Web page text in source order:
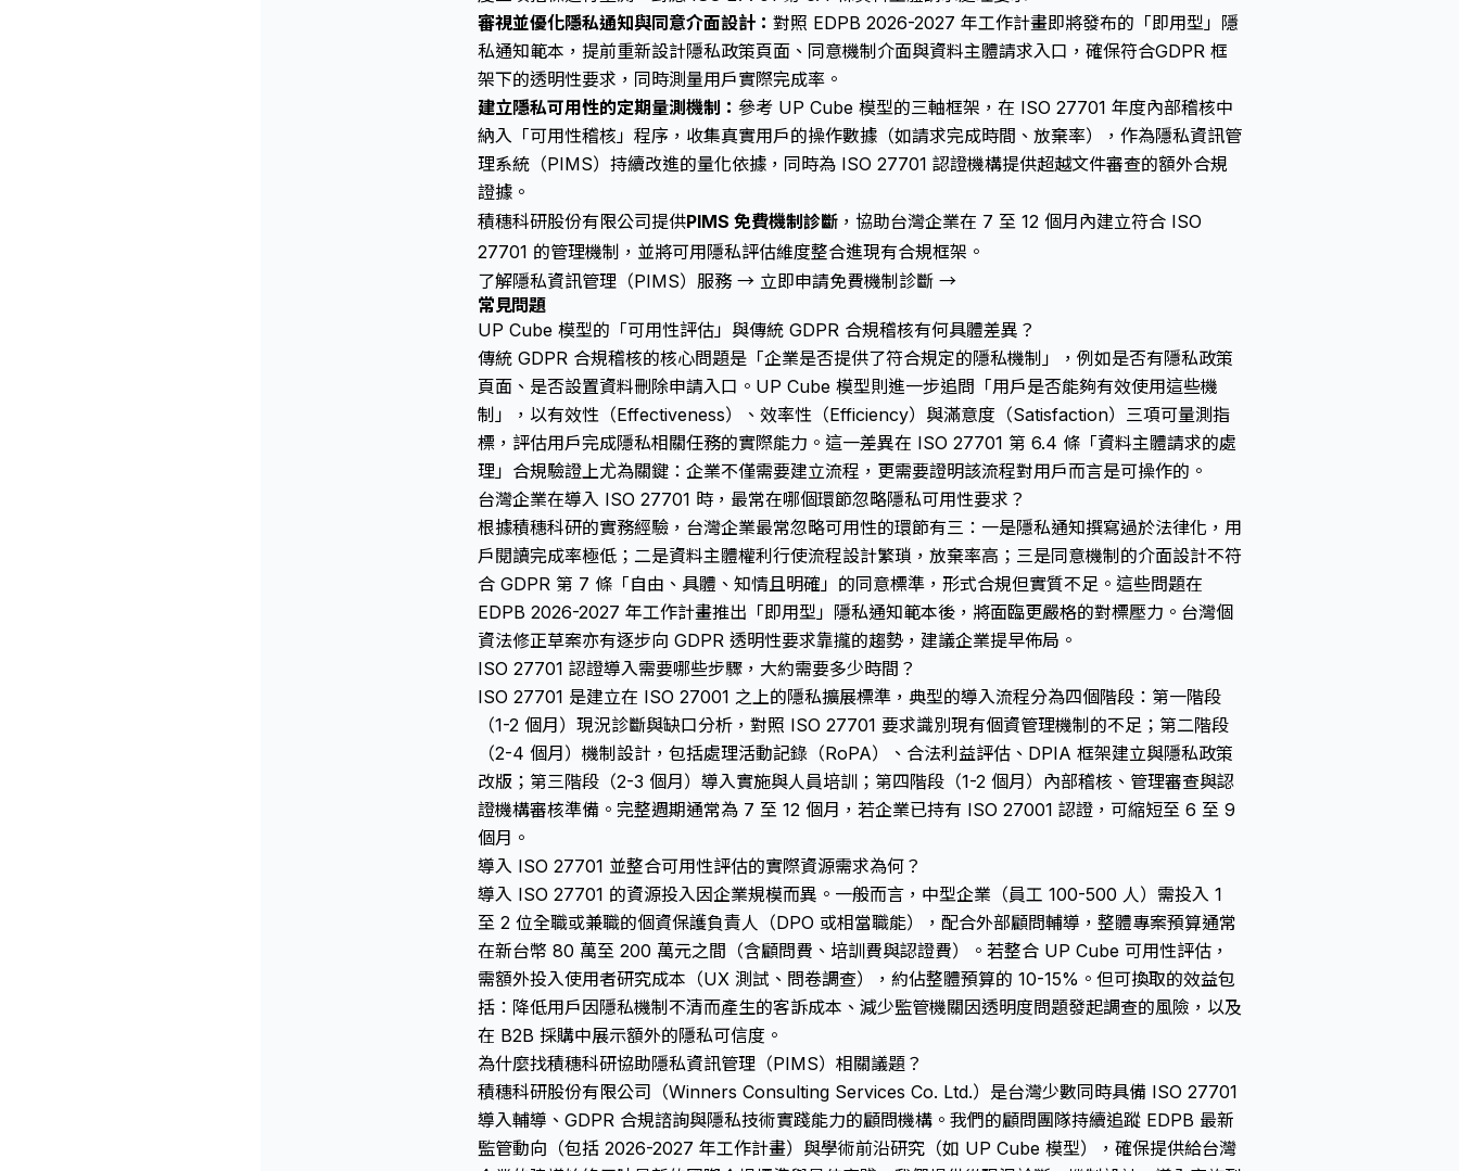
審視並優化隱私通知與同意介面設計： 對照 EDPB 2026-2027 年工作計畫即將發布的「即用型」隱
私通知範本，提前重新設計隱私政策頁面、同意機制介面與資料主體請求入口，確保符合GDPR 框
架下的透明性要求，同時測量用戶實際完成率。
建立隱私可用性的定期量測機制： 參考 UP Cube 模型的三軸框架，在 ISO 27701 年度內部稽核中
納入「可用性稽核」程序，收集真實用戶的操作數據（如請求完成時間、放棄率），作為隱私資訊管
理系統（PIMS）持續改進的量化依據，同時為 ISO 27701 認證機構提供超越文件審查的額外合規
證據。
積穗科研股份有限公司提供PIMS 免費機制診斷 ，協助台灣企業在 7 至 12 個月內建立符合 ISO
27701 的管理機制，並將可用隱私評估維度整合進現有合規框架。
了解隱私資訊管理（PIMS）服務 → 立即申請免費機制診斷 →
常見問題
UP Cube 模型的「可用性評估」與傳統 GDPR 合規稽核有何具體差異？
傳統 GDPR 合規稽核的核心問題是「企業是否提供了符合規定的隱私機制」，例如是否有隱私政策
頁面、是否設置資料刪除申請入口。UP Cube 模型則進一步追問「用戶是否能夠有效使用這些機
制」，以有效性（Effectiveness）、效率性（Efficiency）與滿意度（Satisfaction）三項可量測指
標，評估用戶完成隱私相關任務的實際能力。這一差異在 ISO 27701 第 6.4 條「資料主體請求的處
理」合規驗證上尤為關鍵：企業不僅需要建立流程，更需要證明該流程對用戶而言是可操作的。
台灣企業在導入 ISO 27701 時，最常在哪個環節忽略隱私可用性要求？
根據積穗科研的實務經驗，台灣企業最常忽略可用性的環節有三：一是隱私通知撰寫過於法律化，用
戶閱讀完成率極低；二是資料主體權利行使流程設計繁瑣，放棄率高；三是同意機制的介面設計不符
合 GDPR 第 7 條「自由、具體、知情且明確」的同意標準，形式合規但實質不足。這些問題在
EDPB 2026-2027 年工作計畫推出「即用型」隱私通知範本後，將面臨更嚴格的對標壓力。台灣個
資法修正草案亦有逐步向 GDPR 透明性要求靠攏的趨勢，建議企業提早佈局。
ISO 27701 認證導入需要哪些步驟，大約需要多少時間？
ISO 27701 是建立在 ISO 27001 之上的隱私擴展標準，典型的導入流程分為四個階段：第一階段
（1-2 個月）現況診斷與缺口分析，對照 ISO 27701 要求識別現有個資管理機制的不足；第二階段
（2-4 個月）機制設計，包括處理活動記錄（RoPA）、合法利益評估、DPIA 框架建立與隱私政策
改版；第三階段（2-3 個月）導入實施與人員培訓；第四階段（1-2 個月）內部稽核、管理審查與認
證機構審核準備。完整週期通常為 7 至 12 個月，若企業已持有 ISO 27001 認證，可縮短至 6 至 9
個月。
導入 ISO 27701 並整合可用性評估的實際資源需求為何？
導入 ISO 27701 的資源投入因企業規模而異。一般而言，中型企業（員工 100-500 人）需投入 1
至 2 位全職或兼職的個資保護負責人（DPO 或相當職能），配合外部顧問輔導，整體專案預算通常
在新台幣 80 萬至 200 萬元之間（含顧問費、培訓費與認證費）。若整合 UP Cube 可用性評估，
需額外投入使用者研究成本（UX 測試、問卷調查），約佔整體預算的 10-15%。但可換取的效益包
括：降低用戶因隱私機制不清而產生的客訴成本、減少監管機關因透明度問題發起調查的風險，以及
在 B2B 採購中展示額外的隱私可信度。
為什麼找積穗科研協助隱私資訊管理（PIMS）相關議題？
積穗科研股份有限公司（Winners Consulting Services Co. Ltd.）是台灣少數同時具備 ISO 27701
導入輔導、GDPR 合規諮詢與隱私技術實踐能力的顧問機構。我們的顧問團隊持續追蹤 EDPB 最新
監管動向（包括 2026-2027 年工作計畫）與學術前沿研究（如 UP Cube 模型），確保提供給台灣